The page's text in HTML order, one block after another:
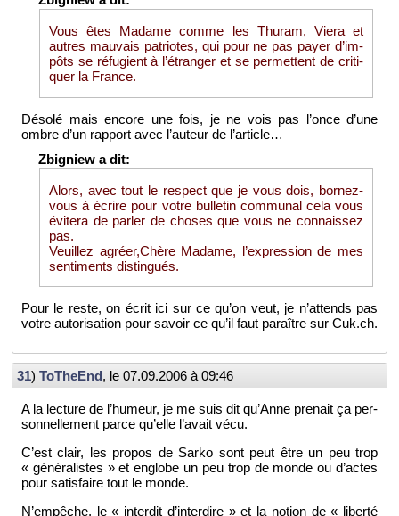
Vous êtes Ma­dame comme les Thu­ram, Viera et
autres mau­vais pa­triotes, qui pour ne pas payer d’im­
pôts se ré­fu­gient à l’étran­ger et se per­mettent de cri­ti­
quer la France.
Dé­solé mais en­core une fois, je ne vois pas l’once d’une
ombre d’un rap­port avec l’au­teur de l’ar­ticle…
Alors, avec tout le res­pect que je vous dois, bor­nez-
vous à écrire pour votre bul­le­tin com­mu­nal cela vous
évi­tera de par­ler de choses que vous ne connais­sez
pas.
Veuillez agréer,Chère Ma­dame, l’ex­pres­sion de mes
sen­ti­ments dis­tin­gués.
Pour le reste, on écrit ici sur ce qu’on veut, je n’at­tends pas
votre au­to­ri­sa­tion pour sa­voir ce qu’il faut pa­raître sur Cuk.​ch.
31) To­TheEnd, le 07.09.2006 à 09:46
A la lec­ture de l’hu­meur, je me suis dit qu’Anne pre­nait ça per­
son­nel­le­ment parce qu’elle l’avait vécu.
C’est clair, les pro­pos de Sarko sont peut être un peu trop
« gé­né­ra­listes » et en­globe un peu trop de monde ou d’actes
pour sa­tis­faire tout le monde.
N’em­pêche, le « in­ter­dit d’in­ter­dire » et la no­tion de « li­berté